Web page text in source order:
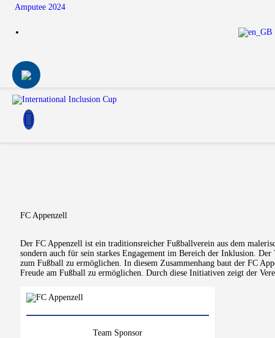
Amputee 2024
FC Appenzell
Der FC Appenzell ist ein traditionsreicher Fußballverein aus dem
sondern auch für sein starkes Engagement im Bereich der Inklusion.
zum Fußball zu ermöglichen. In diesem Zusammenhang baut der FC
Freude am Fußball zu ermöglichen. Durch diese Initiativen zeigt der
Team Sponsor